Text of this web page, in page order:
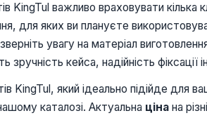
KingTul важливо враховувати
для яких ви плануєте
увагу на матеріал
зручність кейса, надійність
KingTul, який ідеально підійде
каталозі. Актуальна ціна на